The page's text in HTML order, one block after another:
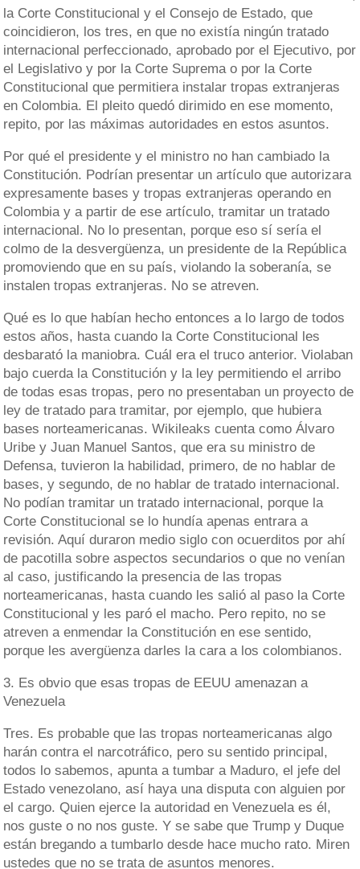
la Corte Constitucional y el Consejo de Estado, que
coincidieron, los tres, en que no existía ningún tratado
internacional perfeccionado, aprobado por el Ejecutivo, por
el Legislativo y por la Corte Suprema o por la Corte
Constitucional que permitiera instalar tropas extranjeras
en Colombia. El pleito quedó dirimido en ese momento,
repito, por las máximas autoridades en estos asuntos.
Por qué el presidente y el ministro no han cambiado la
Constitución. Podrían presentar un artículo que autorizara
expresamente bases y tropas extranjeras operando en
Colombia y a partir de ese artículo, tramitar un tratado
internacional. No lo presentan, porque eso sí sería el
colmo de la desvergüenza, un presidente de la República
promoviendo que en su país, violando la soberanía, se
instalen tropas extranjeras. No se atreven.
Qué es lo que habían hecho entonces a lo largo de todos
estos años, hasta cuando la Corte Constitucional les
desbarató la maniobra. Cuál era el truco anterior. Violaban
bajo cuerda la Constitución y la ley permitiendo el arribo
de todas esas tropas, pero no presentaban un proyecto de
ley de tratado para tramitar, por ejemplo, que hubiera
bases norteamericanas. Wikileaks cuenta como Álvaro
Uribe y Juan Manuel Santos, que era su ministro de
Defensa, tuvieron la habilidad, primero, de no hablar de
bases, y segundo, de no hablar de tratado internacional.
No podían tramitar un tratado internacional, porque la
Corte Constitucional se lo hundía apenas entrara a
revisión. Aquí duraron medio siglo con ocuerditos por ahí
de pacotilla sobre aspectos secundarios o que no venían
al caso, justificando la presencia de las tropas
norteamericanas, hasta cuando les salió al paso la Corte
Constitucional y les paró el macho. Pero repito, no se
atreven a enmendar la Constitución en ese sentido,
porque les avergüenza darles la cara a los colombianos.
3. Es obvio que esas tropas de EEUU amenazan a
Venezuela
Tres. Es probable que las tropas norteamericanas algo
harán contra el narcotráfico, pero su sentido principal,
todos lo sabemos, apunta a tumbar a Maduro, el jefe del
Estado venezolano, así haya una disputa con alguien por
el cargo. Quien ejerce la autoridad en Venezuela es él,
nos guste o no nos guste. Y se sabe que Trump y Duque
están bregando a tumbarlo desde hace mucho rato. Miren
ustedes que no se trata de asuntos menores.